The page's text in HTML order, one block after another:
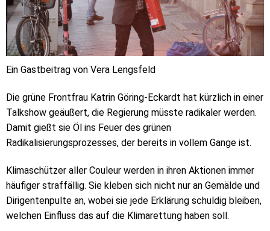
Ein Gastbeitrag von Vera Lengsfeld
Die grüne Frontfrau Katrin Göring-Eckardt hat kürzlich in einer
Talkshow geäußert, die Regierung müsste radikaler werden.
Damit gießt sie Öl ins Feuer des grünen
Radikalisierungsprozesses, der bereits in vollem Gange ist.
Klimaschützer aller Couleur werden in ihren Aktionen immer
häufiger straffällig. Sie kleben sich nicht nur an Gemälde und
Dirigentenpulte an, wobei sie jede Erklärung schuldig bleiben,
welchen Einfluss das auf die Klimarettung haben soll.